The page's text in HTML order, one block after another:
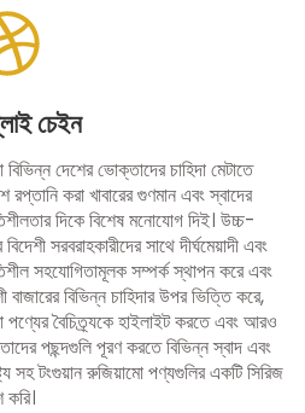
চেইন
দেশের ভোক্তাদের চাহিদা মেটাতে
রপ্তানি করা খাবারের গুণমান এবং স্বাদের
দিকে বিশেষ মনোযোগ দিই। উচ্চ-
বিদেশী সরবরাহকারীদের সাথে দীর্ঘমেয়াদী এবং
সহযোগিতামূলক সম্পর্ক স্থাপন করে এবং
বাজারের বিভিন্ন চাহিদার উপর ভিত্তি করে,
বৈচিত্র্যকে হাইলাইট করতে এবং আরও
পছন্দগুলি পূরণ করতে বিভিন্ন স্বাদ এবং
সহ টংগুয়ান রুজিয়ামো পণ্যগুলির একটি সিরিজ
করি।